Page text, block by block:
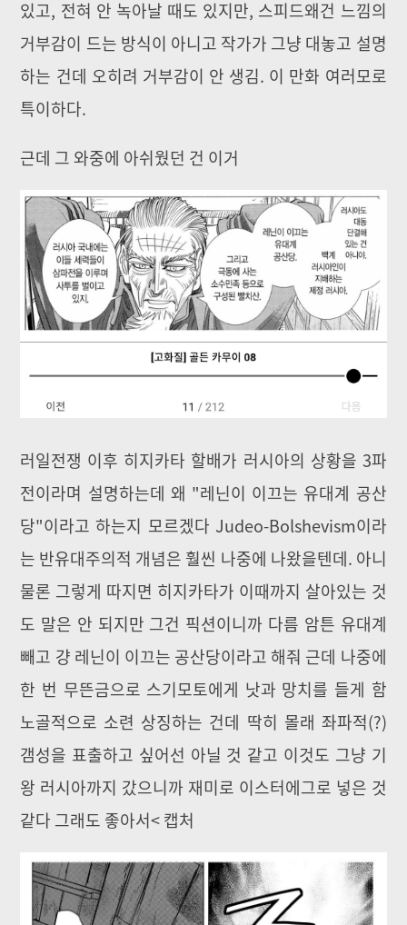
있고, 전혀 안 녹아날 때도 있지만, 스피드왜건 느낌의
거부감이 드는 방식이 아니고 작가가 그냥 대놓고 설명
하는 건데 오히려 거부감이 안 생김. 이 만화 여러모로
특이하다.
근데 그 와중에 아쉬웠던 건 이거
러일전쟁 이후 히지카타 할배가 러시아의 상황을 3파
전이라며 설명하는데 왜 "레닌이 이끄는 유대계 공산
당"이라고 하는지 모르겠다 Judeo-Bolshevism이라
는 반유대주의적 개념은 훨씬 나중에 나왔을텐데. 아니
물론 그렇게 따지면 히지카타가 이때까지 살아있는 것
도 말은 안 되지만 그건 픽션이니까 다름 암튼 유대계
빼고 걍 레닌이 이끄는 공산당이라고 해줘 근데 나중에
한 번 무뜬금으로 스기모토에게 낫과 망치를 들게 함
노골적으로 소련 상징하는 건데 딱히 몰래 좌파적(?)
갬성을 표출하고 싶어선 아닐 것 같고 이것도 그냥 기
왕 러시아까지 갔으니까 재미로 이스터에그로 넣은 것
같다 그래도 좋아서< 캡처